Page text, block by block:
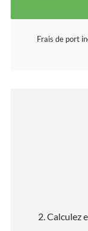
Frais de port
2. Calculez